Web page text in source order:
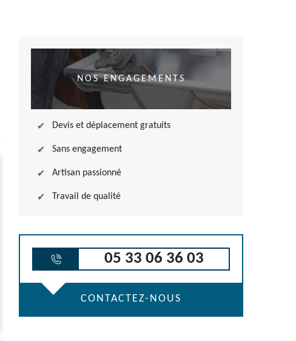
NOS ENGAGEMENTS
Devis et déplacement gratuits
Sans engagement
Artisan passionné
Travail de qualité
05 33 06 36 03
CONTACTEZ-NOUS